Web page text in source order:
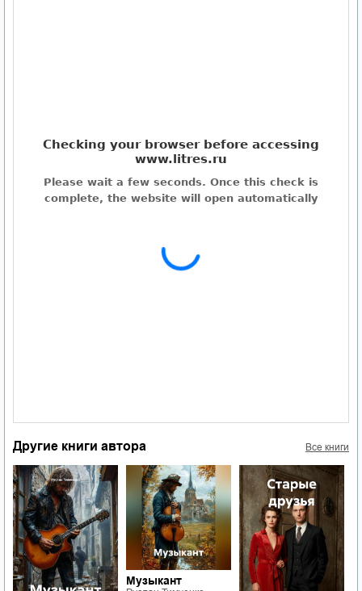
Другие книги автора Все книги
Музыкант